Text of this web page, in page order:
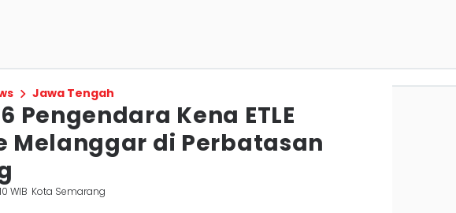
Jawa Tengah
Pengendara Kena ETLE
Melanggar di Perbatasan
WIB Kota Semarang